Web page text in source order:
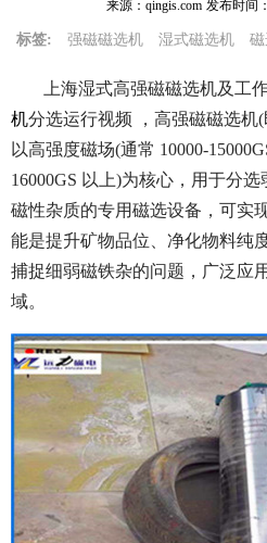
来源：qingis.com 发布时间：
标签: 强磁磁选机 湿式磁选机
上海湿式高强磁磁选机及工
机分选运行视频 ，高强磁磁选机
以高强度磁场(通常 10000-
16000GS 以上)为核心，用于分
磁性杂质的专用磁选设备，可实
能是提升矿物品位、净化物料纯
捕捉细弱磁铁杂的问题，广泛应
域。